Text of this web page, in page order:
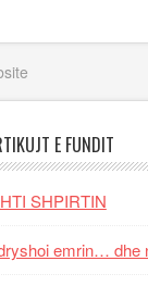
E FUNDIT
SHPIRTIN
emrin… dhe